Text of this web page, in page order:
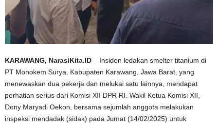
KARAWANG, NarasiKita.ID – Insiden ledakan smelter titanium di
PT Monokem Surya, Kabupaten Karawang, Jawa Barat, yang
menewaskan dua pekerja dan melukai satu lainnya, mendapat
perhatian serius dari Komisi XII DPR RI. Wakil Ketua Komisi XII,
Dony Maryadi Oekon, bersama sejumlah anggota melakukan
inspeksi mendadak (sidak) pada Jumat (14/02/2025) untuk